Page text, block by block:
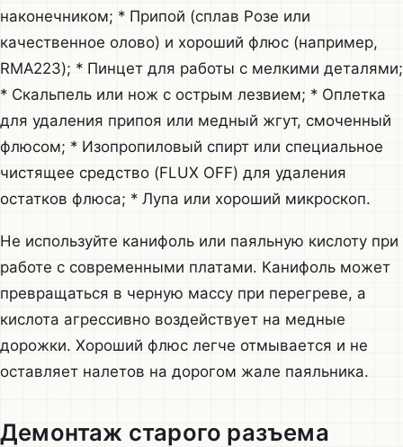
наконечником; * Припой (сплав Розе или
качественное олово) и хороший флюс (например,
RMA223); * Пинцет для работы с мелкими деталями;
* Скальпель или нож с острым лезвием; * Оплетка
для удаления припоя или медный жгут, смоченный
флюсом; * Изопропиловый спирт или специальное
чистящее средство (FLUX OFF) для удаления
остатков флюса; * Лупа или хороший микроскоп.
Не используйте канифоль или паяльную кислоту при
работе с современными платами. Канифоль может
превращаться в черную массу при перегреве, а
кислота агрессивно воздействует на медные
дорожки. Хороший флюс легче отмывается и не
оставляет налетов на дорогом жале паяльника.
Демонтаж старого разъема